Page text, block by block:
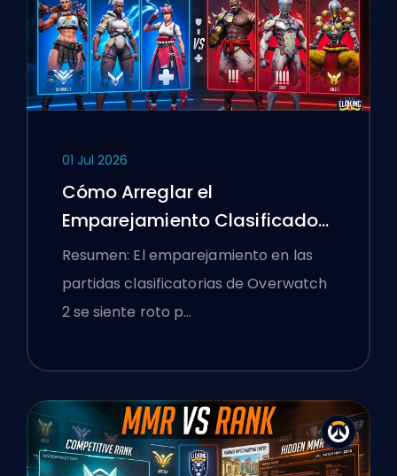
01 Jul 2026
Cómo Arreglar el
Emparejamiento Clasificado
de Overwatch 2 y los Lobbies
Aplastantes
Resumen: El emparejamiento en las
partidas clasificatorias de Overwatch
2 se siente roto p…